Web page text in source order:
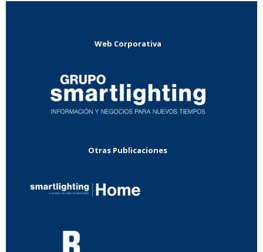
Web Corporativa
Otras Publicaciones